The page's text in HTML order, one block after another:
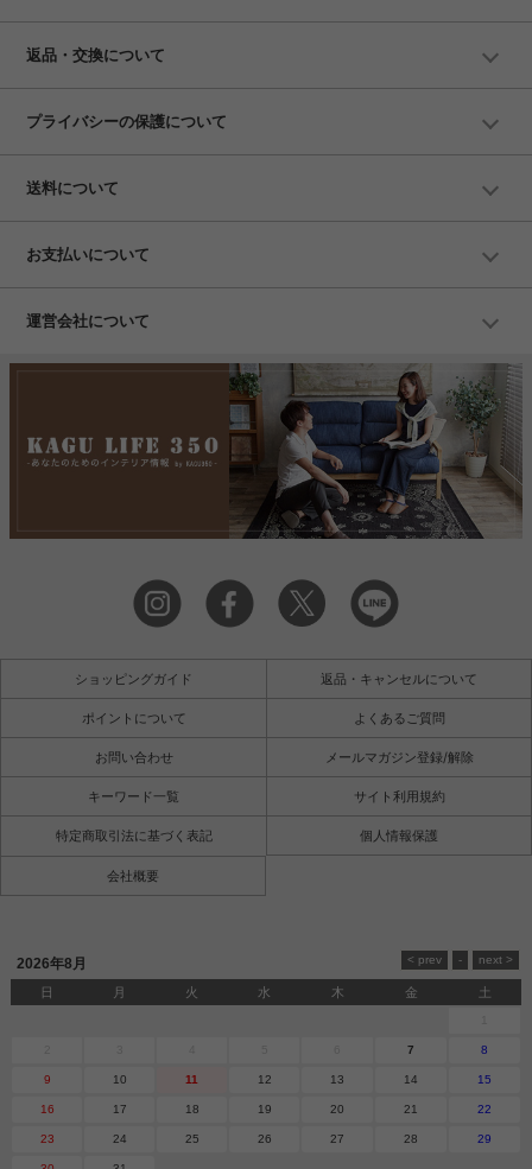
返品・交換について
プライバシーの保護について
送料について
お支払いについて
運営会社について
ショッピングガイド 返品・キャンセルについて
ポイントについて よくあるご質問
お問い合わせ メールマガジン登録/解除
キーワード一覧 サイト利用規約
特定商取引法に基づく表記 個人情報保護
会社概要
2026年8月
日 月 火 水 木 金 土
7 8
9 10 11 12 13 14 15
16 17 18 19 20 21 22
23 24 25 26 27 28 29